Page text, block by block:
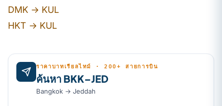
DMK → KUL
HKT → KUL
ราคาบาทเรียลไทม์ · 200+ สายการบิน
ค้นหา BKK–JED
Bangkok → Jeddah